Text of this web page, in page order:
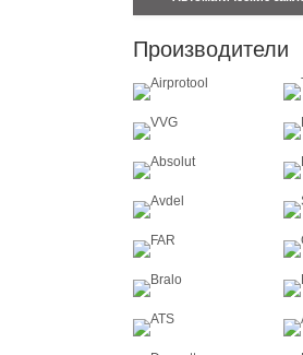
Производители